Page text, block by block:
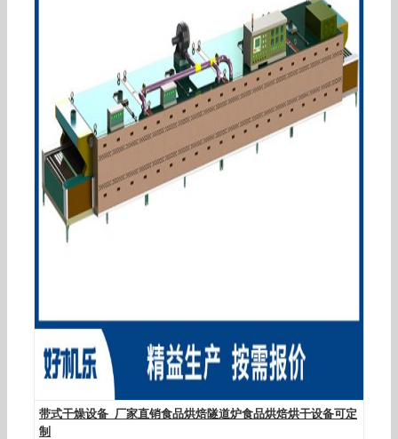
带式干燥设备_厂家直销食品烘焙隧道炉食品烘焙烘干设备可定
制
烘干固化设备_百利豪厂家直销食品烘烤隧道炉高